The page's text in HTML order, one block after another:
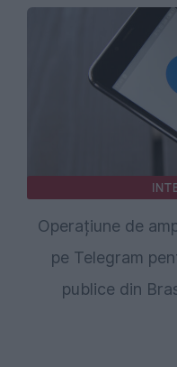
Operațiune de
pe Telegram
publice din